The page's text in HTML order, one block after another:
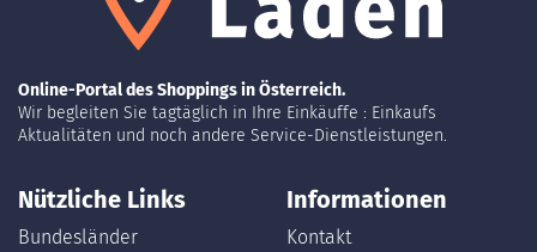
Online-Portal des Shoppings in Österreich.
Wir begleiten Sie tagtäglich in Ihre Einkäuffe : Einkaufs
Aktualitäten und noch andere Service-Dienstleistungen.
Nützliche Links
Bundesländer
Informationen
Kontakt